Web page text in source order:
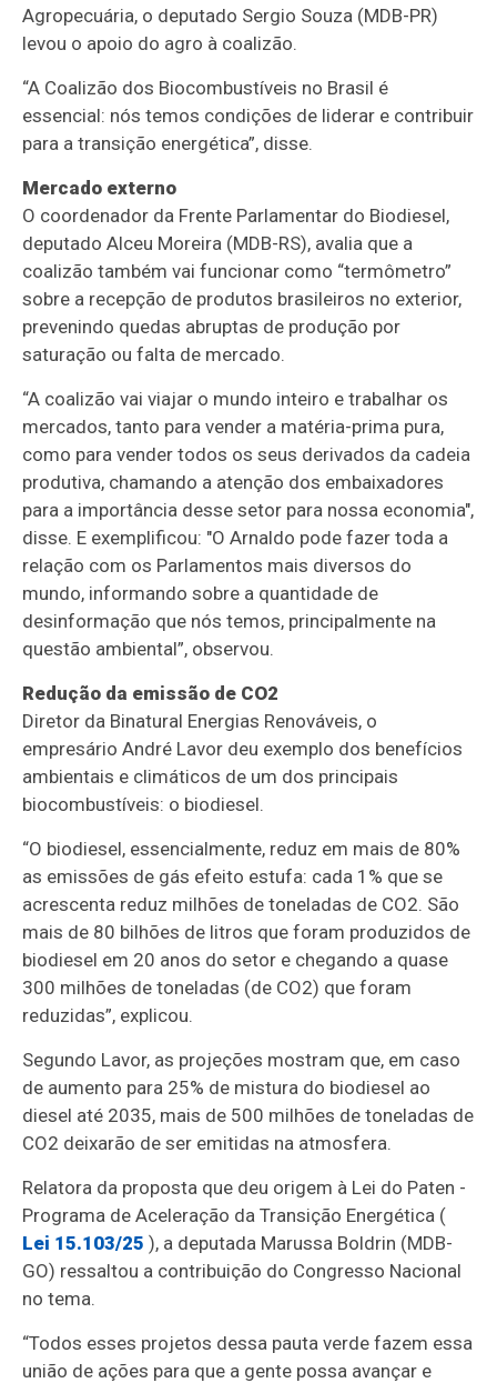
Agropecuária, o deputado Sergio Souza (MDB-PR)
levou o apoio do agro à coalizão.
“A Coalizão dos Biocombustíveis no Brasil é
essencial: nós temos condições de liderar e contribuir
para a transição energética”, disse.
Mercado externo
O coordenador da Frente Parlamentar do Biodiesel,
deputado Alceu Moreira (MDB-RS), avalia que a
coalizão também vai funcionar como “termômetro”
sobre a recepção de produtos brasileiros no exterior,
prevenindo quedas abruptas de produção por
saturação ou falta de mercado.
“A coalizão vai viajar o mundo inteiro e trabalhar os
mercados, tanto para vender a matéria-prima pura,
como para vender todos os seus derivados da cadeia
produtiva, chamando a atenção dos embaixadores
para a importância desse setor para nossa economia",
disse. E exemplificou: "O Arnaldo pode fazer toda a
relação com os Parlamentos mais diversos do
mundo, informando sobre a quantidade de
desinformação que nós temos, principalmente na
questão ambiental”, observou.
Redução da emissão de CO2
Diretor da Binatural Energias Renováveis, o
empresário André Lavor deu exemplo dos benefícios
ambientais e climáticos de um dos principais
biocombustíveis: o biodiesel.
“O biodiesel, essencialmente, reduz em mais de 80%
as emissões de gás efeito estufa: cada 1% que se
acrescenta reduz milhões de toneladas de CO2. São
mais de 80 bilhões de litros que foram produzidos de
biodiesel em 20 anos do setor e chegando a quase
300 milhões de toneladas (de CO2) que foram
reduzidas”, explicou.
Segundo Lavor, as projeções mostram que, em caso
de aumento para 25% de mistura do biodiesel ao
diesel até 2035, mais de 500 milhões de toneladas de
CO2 deixarão de ser emitidas na atmosfera.
Relatora da proposta que deu origem à Lei do Paten -
Programa de Aceleração da Transição Energética (
Lei 15.103/25 ), a deputada Marussa Boldrin (MDB-
GO) ressaltou a contribuição do Congresso Nacional
no tema.
“Todos esses projetos dessa pauta verde fazem essa
união de ações para que a gente possa avançar e